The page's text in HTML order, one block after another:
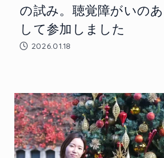
の試み。聴覚障がいの
して参加しました
2026.01.18